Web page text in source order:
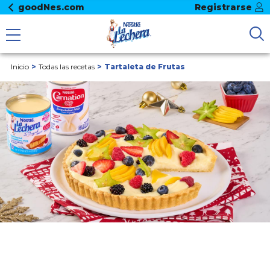
goodNes.com Registrarse
Inicio Todas las recetas Tartaleta de Frutas